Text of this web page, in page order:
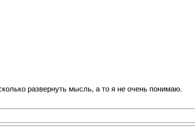
развернуть мысль, а то я не очень понимаю.